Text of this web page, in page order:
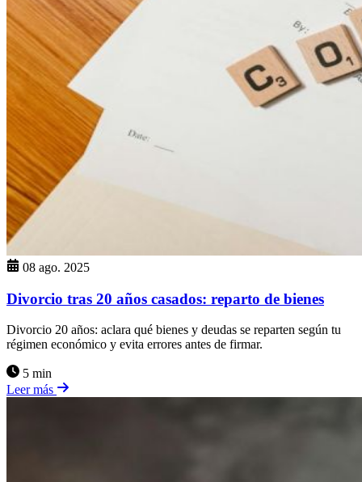
08 ago. 2025
Divorcio tras 20 años casados: reparto de bienes
Divorcio 20 años: aclara qué bienes y deudas se reparten según tu
régimen económico y evita errores antes de firmar.
5 min
Leer más